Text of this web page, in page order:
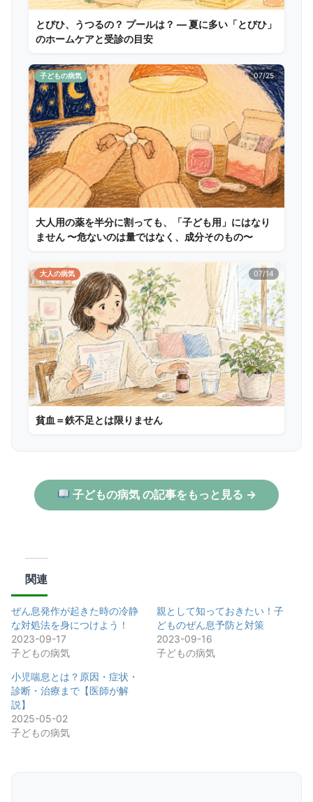
とびひ、うつるの？ プールは？ ― 夏に多い「とびひ」
のホームケアと受診の目安
子どもの病気 07/25
大人用の薬を半分に割っても、「子ども用」にはなり
ません 〜危ないのは量ではなく、成分そのもの〜
大人の病気 07/14
貧血＝鉄不足とは限りません
子どもの病気 の記事をもっと見る →
関連
ぜん息発作が起きた時の冷静
な対処法を身につけよう！
2023-09-17
子どもの病気
親として知っておきたい！子
どものぜん息予防と対策
2023-09-16
子どもの病気
小児喘息とは？原因・症状・
診断・治療まで【医師が解
説】
2025-05-02
子どもの病気